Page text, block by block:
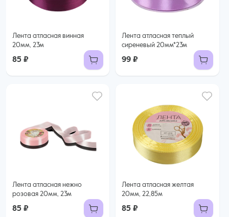
Лента атласная винная
20мм, 23м
85 ₽
Лента атласная теплый
сиреневый 20мм*23м
99 ₽
Лента атласная нежно
розовая 20мм, 23м
85 ₽
Лента атласная желтая
20мм, 22,85м
85 ₽